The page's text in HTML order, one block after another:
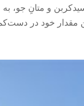
و متانِ جو،